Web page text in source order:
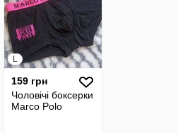
L
159 грн
Чоловічі боксерки
Marco Polo